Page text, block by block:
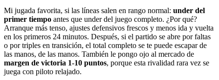
Mi jugada favorita, si las líneas salen en rango normal: under del
primer tiempo antes que under del juego completo. ¿Por qué?
Arranque más tenso, ajustes defensivos frescos y menos ida y vuelta
en los primeros 24 minutos. Después, si el partido se abre por faltas
o por triples en transición, el total completo se te puede escapar de
las manos, de las manos. También le pongo ojo al mercado de
margen de victoria 1-10 puntos, porque esta rivalidad rara vez se
juega con piloto relajado.